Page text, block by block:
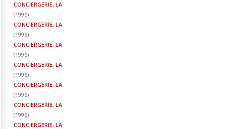
CONCIERGERIE, LA
(1996)
CONCIERGERIE, LA
(1996)
CONCIERGERIE, LA
(1996)
CONCIERGERIE, LA
(1996)
CONCIERGERIE, LA
(1996)
CONCIERGERIE, LA
(1996)
CONCIERGERIE, LA